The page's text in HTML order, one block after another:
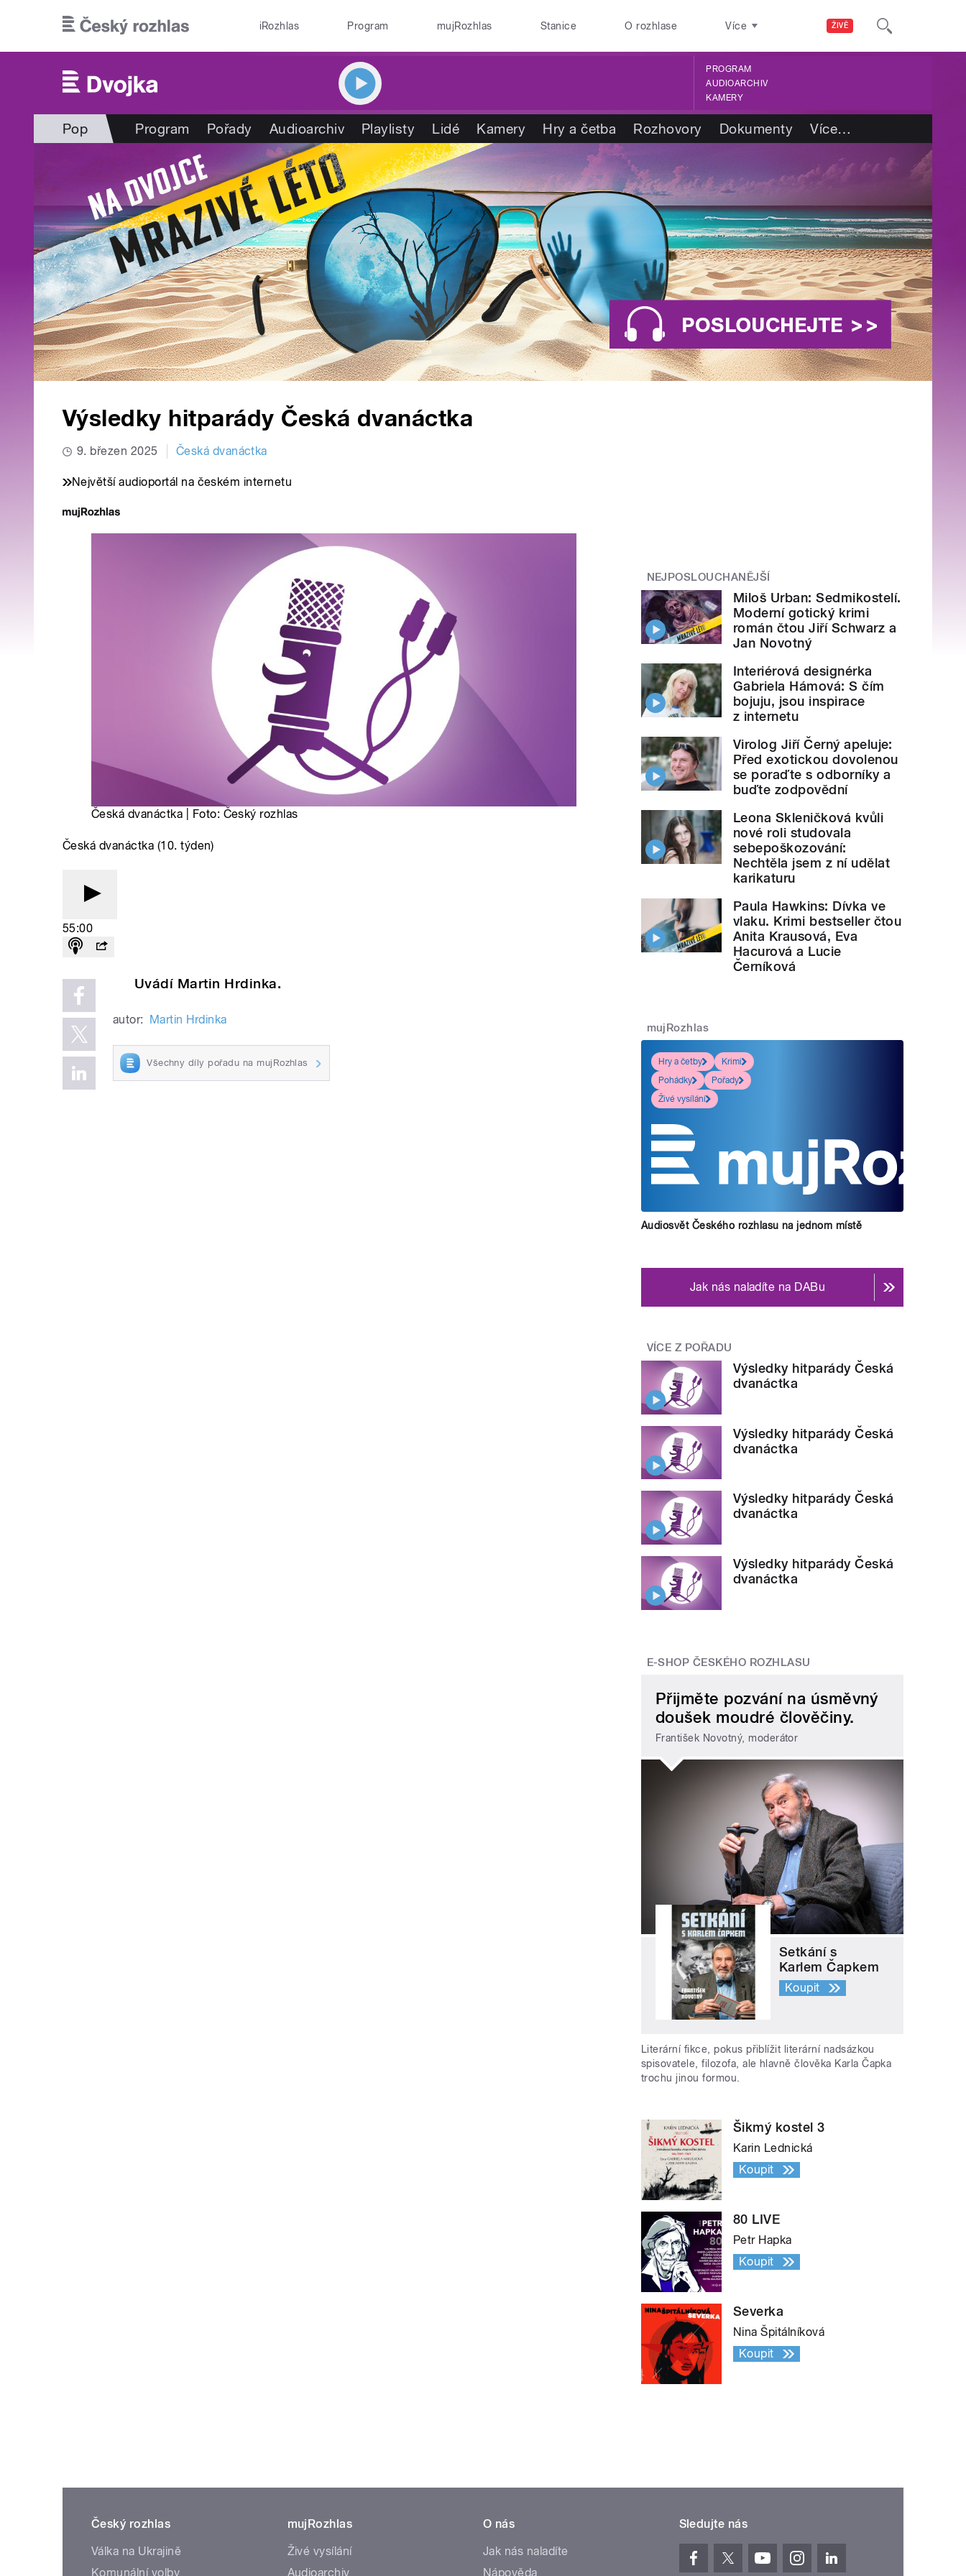
ŽIVĚ
iRozhlas Program mujRozhlas Stanice O rozhlase Více
PROGRAM
AUDIOARCHIV
KAMERY
Pop Program Pořady Audioarchiv Playlisty Lidé Kamery Hry a četba Rozhovory Dokumenty Více…
Výsledky hitparády Česká dvanáctka
9. březen 2025 Česká dvanáctka
Největší audioportál na českém internetu
Česká dvanáctka | Foto: Český rozhlas
Česká dvanáctka (10. týden)
55:00
Uvádí Martin Hrdinka.
autor: Martin Hrdinka
Všechny díly pořadu na mujRozhlas
NEJPOSLOUCHANĚJŠÍ
Miloš Urban: Sedmikostelí.
Moderní gotický krimi
román čtou Jiří Schwarz a
Jan Novotný
Interiérová designérka
Gabriela Hámová: S čím
bojuju, jsou inspirace
z internetu
Virolog Jiří Černý apeluje:
Před exotickou dovolenou
se poraďte s odborníky a
buďte zodpovědní
Leona Skleničková kvůli
nové roli studovala
sebepoškozování:
Nechtěla jsem z ní udělat
karikaturu
Paula Hawkins: Dívka ve
vlaku. Krimi bestseller čtou
Anita Krausová, Eva
Hacurová a Lucie
Černíková
mujRozhlas
Hry a četby
Krimi
Pohádky
Pořady
Živé vysílání
Audiosvět Českého rozhlasu na jednom místě
Jak nás naladíte na DABu
VÍCE Z POŘADU
Výsledky hitparády Česká
dvanáctka
Výsledky hitparády Česká
dvanáctka
Výsledky hitparády Česká
dvanáctka
Výsledky hitparády Česká
dvanáctka
E-SHOP ČESKÉHO ROZHLASU
Přijměte pozvání na úsměvný
doušek moudré člověčiny.
František Novotný, moderátor
Setkání s
Karlem Čapkem
Koupit
Literární fikce, pokus přiblížit literární nadsázkou
spisovatele, filozofa, ale hlavně člověka Karla Čapka
trochu jinou formou.
Šikmý kostel 3
Karin Lednická
Koupit
80 LIVE
Petr Hapka
Koupit
Severka
Nina Špitálníková
Koupit
Český rozhlas
Válka na Ukrajině
Komunální volby
mujRozhlas
Živé vysílání
Audioarchiv
O nás
Jak nás naladíte
Nápověda
Sledujte nás